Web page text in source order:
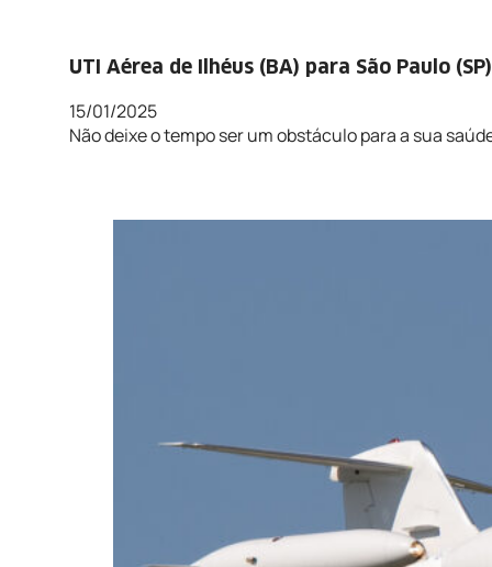
UTI Aérea de Ilhéus (BA) para São Paulo
15/01/2025
Não deixe o tempo ser um obstáculo para a sua